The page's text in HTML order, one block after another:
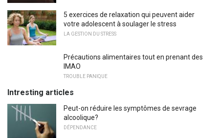
5 exercices de relaxation qui peuvent aider
votre adolescent à soulager le stress
LA GESTION DU STRESS
Précautions alimentaires tout en prenant des
IMAO
TROUBLE PANIQUE
Intresting articles
Peut-on réduire les symptômes de sevrage
alcoolique?
DÉPENDANCE